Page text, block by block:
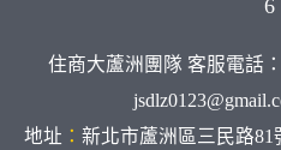
6
住商大蘆洲團隊 客服電話
地址 ： 新北市蘆洲區三民路